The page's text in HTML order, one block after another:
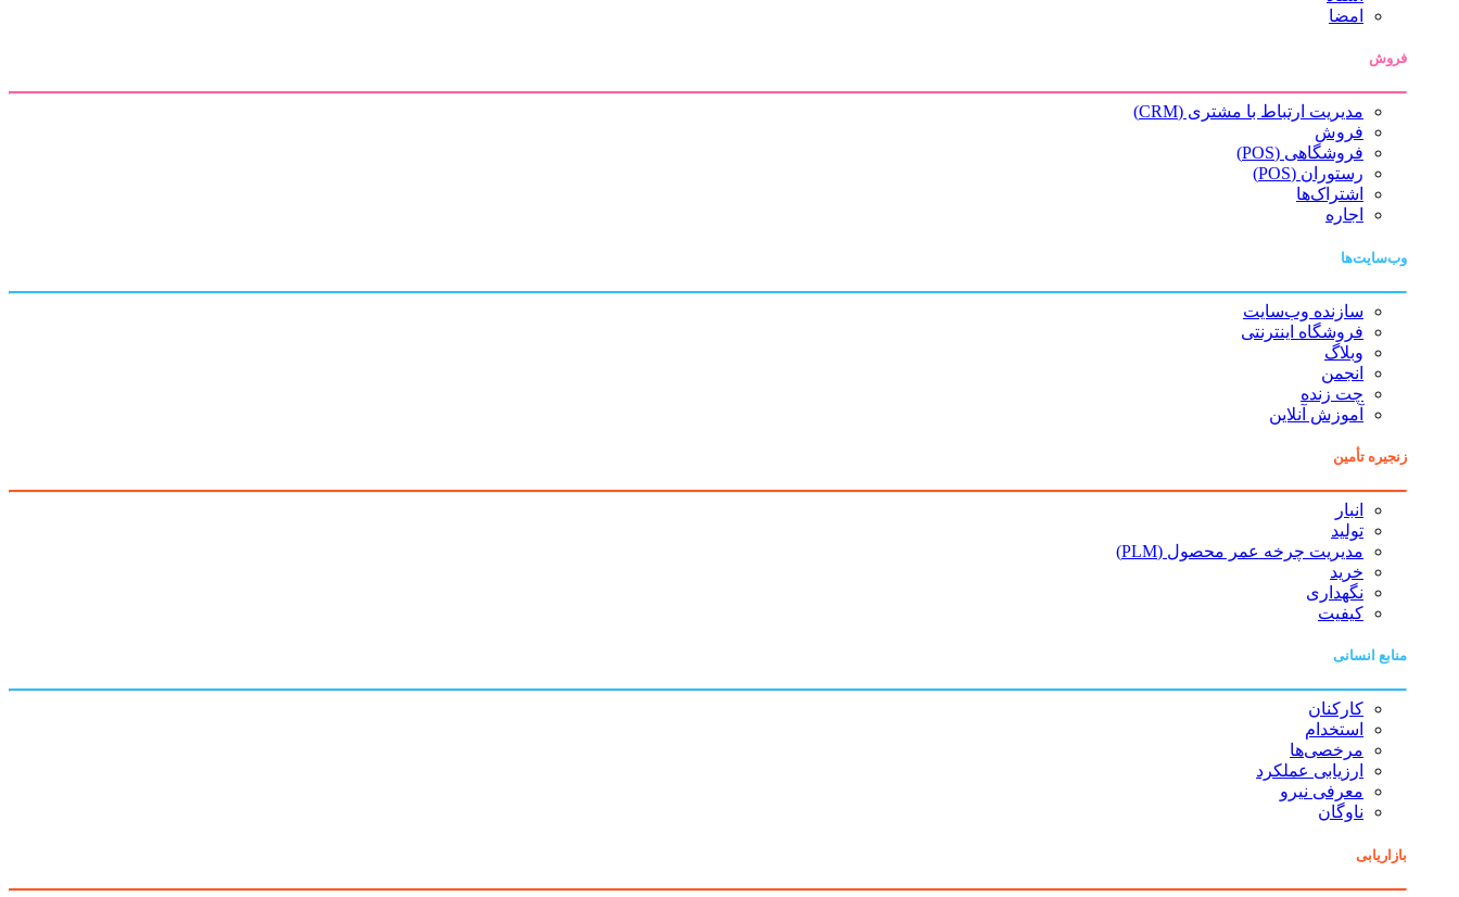
امضا
فروش
مدیریت ارتباط با مشتری (CRM)
فروش
فروشگاهی (POS)
رستوران (POS)
اشتراک‌ها
اجاره
وب‌سایت‌ها
سازنده وب‌سایت
فروشگاه اینترنتی
وبلاگ
انجمن
چت زنده
آموزش آنلاین
زنجیره تأمین
انبار
تولید
مدیریت چرخه عمر محصول (PLM)
خرید
نگهداری
کیفیت
منابع انسانی
کارکنان
استخدام
مرخصی‌ها
ارزیابی عملکرد
معرفی نیرو
ناوگان
بازاریابی